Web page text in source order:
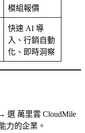
模組報價
快速 AI 導
入、行銷自動
化、即時洞察
選 萬里雲 CloudMile
力的企業。